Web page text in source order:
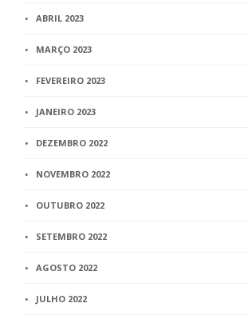
ABRIL 2023
MARÇO 2023
FEVEREIRO 2023
JANEIRO 2023
DEZEMBRO 2022
NOVEMBRO 2022
OUTUBRO 2022
SETEMBRO 2022
AGOSTO 2022
JULHO 2022